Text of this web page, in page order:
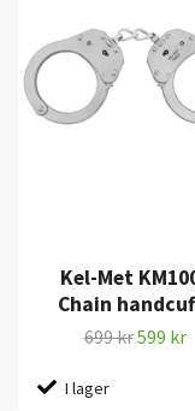
Kel-Met
Chain
699 kr599 kr
I lager